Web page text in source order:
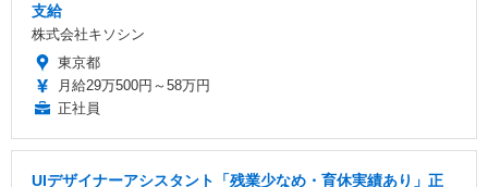
支給
株式会社キソシン
東京都
月給29万500円～58万円
正社員
UIデザイナーアシスタント「残業少なめ・育休実績あり」正